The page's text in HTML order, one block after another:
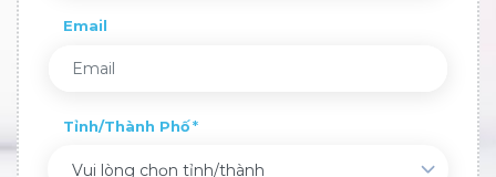
Email
Tỉnh/Thành Phố
Vui lòng chọn tỉnh/thành